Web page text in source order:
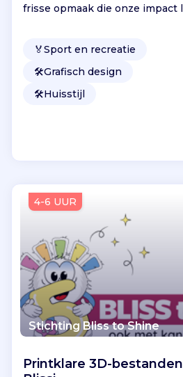
frisse opmaak die onze impact
🏅Sport en recreatie
🛠️Grafisch design
🛠️Huisstijl
4-6 UUR
Stichting Bliss to Shine
Printklare 3D-